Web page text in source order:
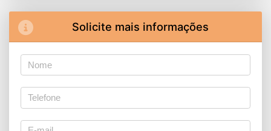
Solicite mais informações